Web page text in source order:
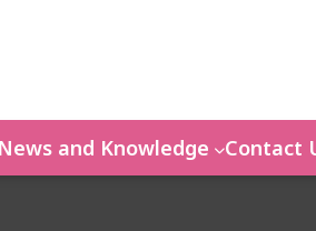
and Knowledge Contact